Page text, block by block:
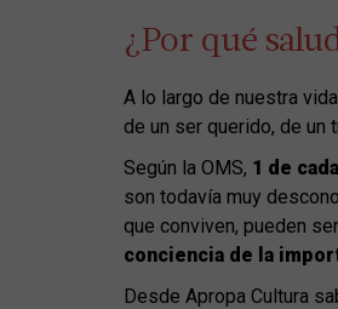
¿Por qué
A lo largo de nuestra
de un ser querido, de un
Según la OMS, 1 de
son todavía muy
que conviven, pueden
conciencia de la
Desde Apropa Cultura